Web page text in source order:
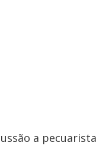
a pecuarista